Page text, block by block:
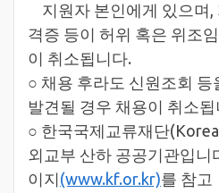
지원자 본인에게 있으며,
격증 등이 허위 혹은 위조
이 취소됩니다.
○ 채용 후라도 신원조회
발견될 경우 채용이 취소됩
○ 한국국제교류재단
외교부 산하 공공기관입니
이지 (www.kf.or.kr)를 참고